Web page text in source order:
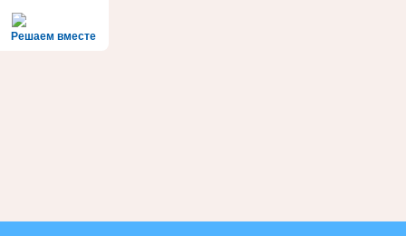
Решаем вместе